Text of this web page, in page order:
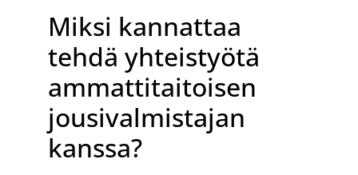
Miksi kannattaa
tehdä yhteistyötä
ammattitaitoisen
jousivalmistajan
kanssa?